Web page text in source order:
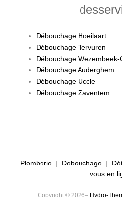
Débouchage Hoeilaart
Débouchage Tervuren
Débouchage Wezembeek-
Débouchage Auderghem
Débouchage Uccle
Débouchage Zaventem
Plomberie | Debouchage |
vous en
Copyright © 2026– Hydro-